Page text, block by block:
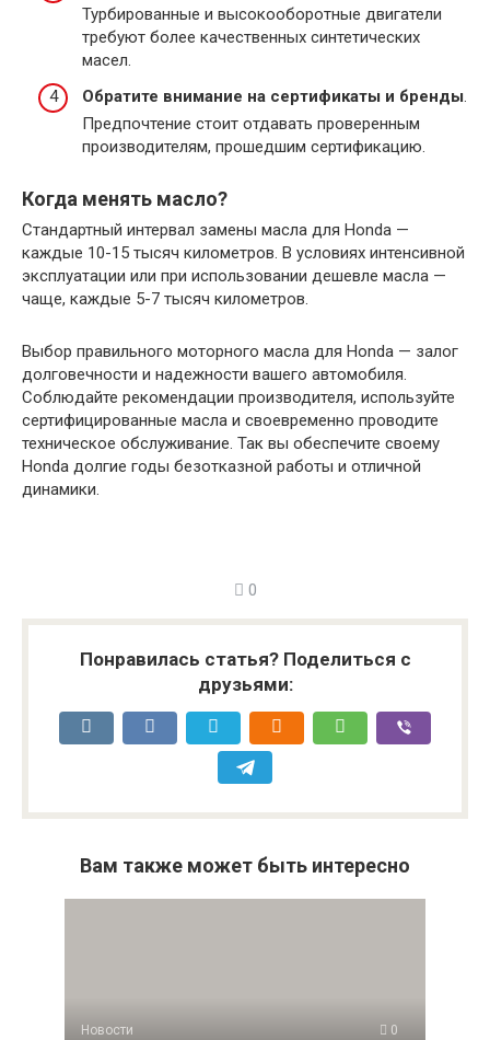
Турбированные и высокооборотные двигатели
требуют более качественных синтетических
масел.
Обратите внимание на сертификаты и бренды.
Предпочтение стоит отдавать проверенным
производителям, прошедшим сертификацию.
Когда менять масло?
Стандартный интервал замены масла для Honda —
каждые 10-15 тысяч километров. В условиях интенсивной
эксплуатации или при использовании дешевле масла —
чаще, каждые 5-7 тысяч километров.
Выбор правильного моторного масла для Honda — залог
долговечности и надежности вашего автомобиля.
Соблюдайте рекомендации производителя, используйте
сертифицированные масла и своевременно проводите
техническое обслуживание. Так вы обеспечите своему
Honda долгие годы безотказной работы и отличной
динамики.
0
Понравилась статья? Поделиться с
друзьями:
Вам также может быть интересно
Новости 0